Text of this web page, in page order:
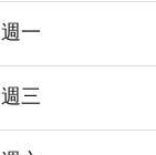
週一
週三